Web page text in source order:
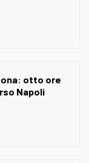
otto ore
Napoli